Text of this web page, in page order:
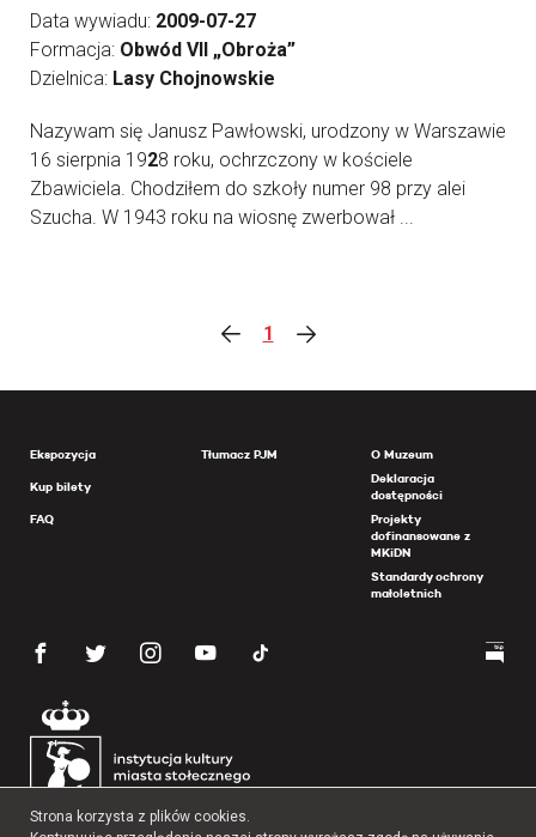
Data wywiadu: 2009-07-27
Formacja: Obwód VII „Obroża”
Dzielnica: Lasy Chojnowskie
Nazywam się Janusz Pawłowski, urodzony w Warszawie
16 sierpnia 1928 roku, ochrzczony w kościele
Zbawiciela. Chodziłem do szkoły numer 98 przy alei
Szucha. W 1943 roku na wiosnę zwerbował ...
1
Ekspozycja
Kup bilety
FAQ
Tłumacz PJM
O Muzeum
Deklaracja
dostępności
Projekty
dofinansowane z
MKiDN
Standardy ochrony
małoletnich
Strona korzysta z plików cookies.